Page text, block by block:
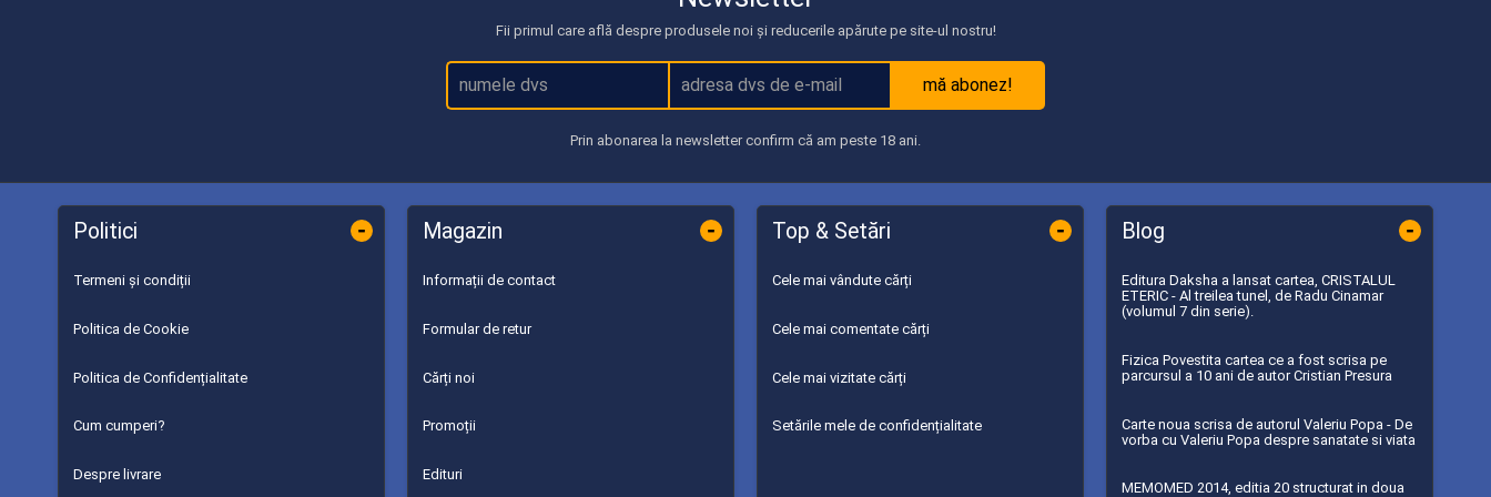
Fii primul care află despre produsele noi și reducerile apărute pe site-ul nostru!
mă abonez!
Prin abonarea la newsletter confirm că am peste 18 ani.
Politici -
Termeni și condiții
Politica de Cookie
Politica de Confidențialitate
Cum cumperi?
Despre livrare
Magazin -
Informații de contact
Formular de retur
Cărți noi
Promoții
Edituri
Top & Setări -
Cele mai vândute cărți
Cele mai comentate cărți
Cele mai vizitate cărți
Setările mele de confidențialitate
Blog -
Editura Daksha a lansat cartea, CRISTALUL
ETERIC - Al treilea tunel, de Radu Cinamar
(volumul 7 din serie).
Fizica Povestita cartea ce a fost scrisa pe
parcursul a 10 ani de autor Cristian Presura
Carte noua scrisa de autorul Valeriu Popa - De
vorba cu Valeriu Popa despre sanatate si viata
MEMOMED 2014, editia 20 structurat in doua